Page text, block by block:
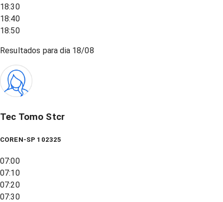
18:30
18:40
18:50
Resultados para dia 18/08
Tec Tomo Stcr
COREN-SP 102325
07:00
07:10
07:20
07:30